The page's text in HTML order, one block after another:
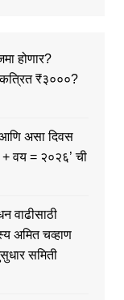
होणार?
₹३०००?
असा दिवस
+ वय = २०२६’ ची
अमित चव्हाण
समिती